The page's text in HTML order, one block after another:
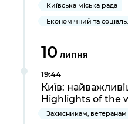
Київська міська рада
10 липня
19:44
Київ:
Highlights of the